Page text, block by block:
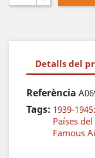
Detalls del
Referència
Tags: 1939-
Países del
Famous